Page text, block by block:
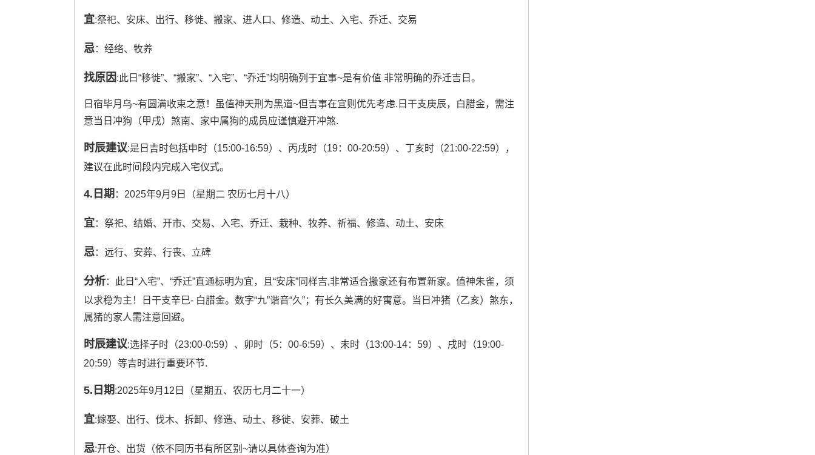
宜:祭祀、安床、出行、移徙、搬家、进人口、修造、动土、入宅、乔迁、交易
忌：经络、牧养
找原因 :此日“移徙”、“搬家”、“入宅”、“乔迁”均明确列于宜事~是有价值 非常明确的乔迁吉日。
日宿毕月乌~有圆满收束之意！虽值神天刑为黑道~但吉事在宜则优先考虑.日干支庚辰，白腊金，需注
意当日冲狗（甲戌）煞南、家中属狗的成员应谨慎避开冲煞.
时辰建议:是日吉时包括申时（15:00-16:59）、丙戌时（19：00-20:59）、丁亥时（21:00-22:59），
建议在此时间段内完成入宅仪式。
4.日期 ：2025年9月9日（星期二 农历七月十八）
宜：祭祀、结婚、开市、交易、入宅、乔迁、栽种、牧养、祈福、修造、动土、安床
忌：远行、安葬、行丧、立碑
分析：此日“入宅”、“乔迁”直通标明为宜，且“安床”同样吉,非常适合搬家还有布置新家。值神朱雀，须
以求稳为主！日干支辛巳- 白腊金。数字“九”谐音“久”；有长久美满的好寓意。当日冲猪（乙亥）煞东，
属猪的家人需注意回避。
时辰建议:选择子时（23:00-0:59）、卯时（5：00-6:59）、未时（13:00-14：59）、戌时（19:00-
20:59）等吉时进行重要环节.
5.日期:2025年9月12日（星期五、农历七月二十一）
宜:嫁娶、出行、伐木、拆卸、修造、动土、移徙、安葬、破土
忌:开仓、出货（依不同历书有所区别~请以具体查询为准）